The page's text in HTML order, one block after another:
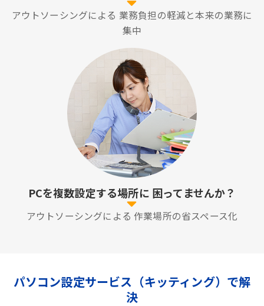
アウトソーシングによる 業務負担の軽減と本来の業務に
集中
PCを複数設定する場所に 困ってませんか？
アウトソーシングによる 作業場所の省スペース化
パソコン設定サービス（キッティング）で解
決